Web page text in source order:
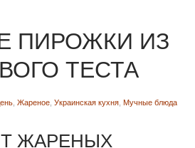
ПИРОЖКИ ИЗ
ТЕСТА
Жареное Украинская кухня Мучные блюда
ЖАРЕНЫХ